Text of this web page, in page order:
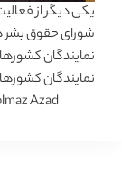
یکی دیگر از
شورای حقوق بشر
نمایندگان
نمایندگان
Azad